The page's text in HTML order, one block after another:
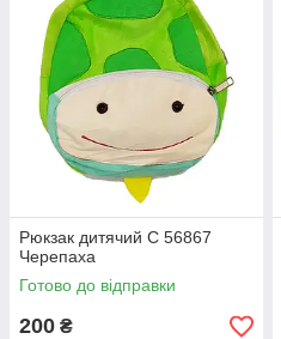
Рюкзак дитячий C 56867
Черепаха
Готово до відправки
200 ₴